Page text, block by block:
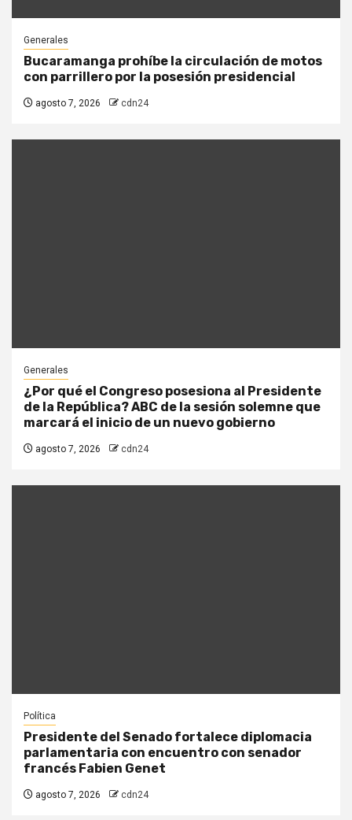
Generales
Bucaramanga prohíbe la circulación de motos
con parrillero por la posesión presidencial
agosto 7, 2026 cdn24
Generales
¿Por qué el Congreso posesiona al Presidente
de la República? ABC de la sesión solemne que
marcará el inicio de un nuevo gobierno
agosto 7, 2026 cdn24
Política
Presidente del Senado fortalece diplomacia
parlamentaria con encuentro con senador
francés Fabien Genet
agosto 7, 2026 cdn24